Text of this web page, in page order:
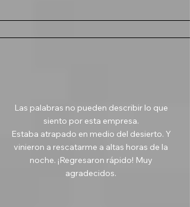
Las palabras no pueden describir lo que
siento por esta empresa.
Estaba atrapado en medio del desierto. Y
vinieron a rescatarme a altas horas de la
noche. ¡Regresaron rápido! Muy
agradecidos.